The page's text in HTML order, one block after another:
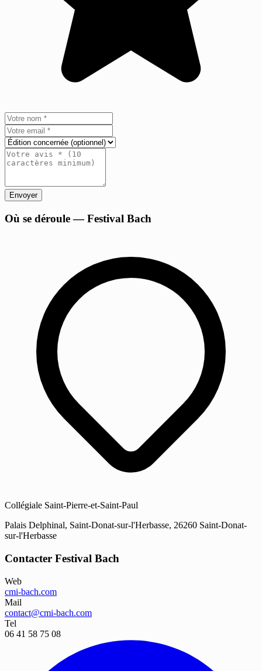
Envoyer
Où se déroule — Festival Bach
Collégiale Saint-Pierre-et-Saint-Paul
Palais Delphinal, Saint-Donat-sur-l'Herbasse, 26260 Saint-Donat-
sur-l'Herbasse
Contacter Festival Bach
Web
cmi-bach.com
Mail
contact@cmi-bach.com
Tel
06 41 58 75 08